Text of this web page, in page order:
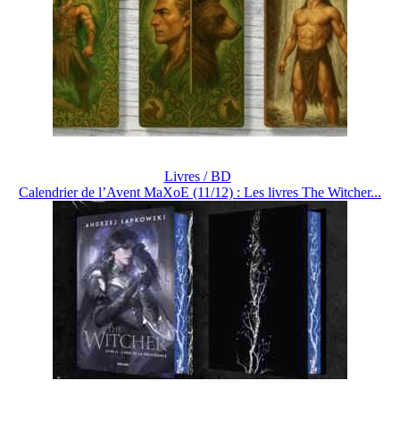
Livres / BD
Calendrier de l’Avent MaXoE (11/12) : Les livres The Witcher...